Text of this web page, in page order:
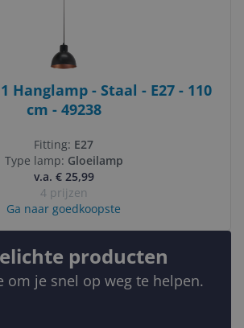
Hanglamp - Staal - E27 - 110
cm - 49238
Fitting: E27
Type lamp: Gloeilamp
v.a. € 25,99
4 prijzen
Ga naar goedkoopste
producten
om je snel op weg te helpen.